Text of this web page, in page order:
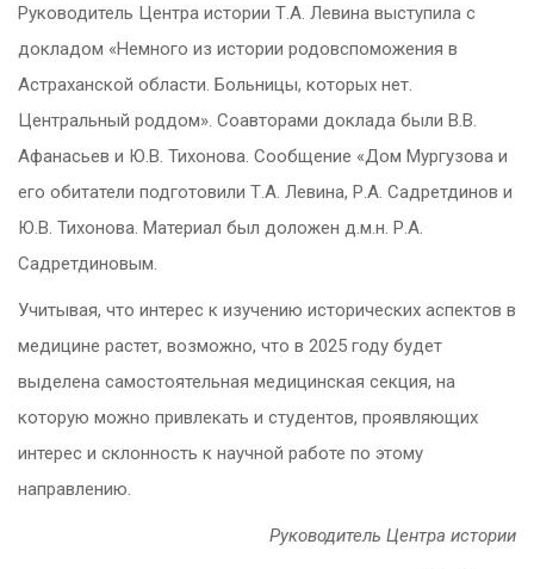
Руководитель Центра истории Т.А. Левина выступила с
докладом «Немного из истории родовспоможения в
Астраханской области. Больницы, которых нет.
Центральный роддом». Соавторами доклада были В.В.
Афанасьев и Ю.В. Тихонова. Сообщение «Дом Мургузова и
его обитатели подготовили Т.А. Левина, Р.А. Садретдинов и
Ю.В. Тихонова. Материал был доложен д.м.н. Р.А.
Садретдиновым.
Учитывая, что интерес к изучению исторических аспектов в
медицине растет, возможно, что в 2025 году будет
выделена самостоятельная медицинская секция, на
которую можно привлекать и студентов, проявляющих
интерес и склонность к научной работе по этому
направлению.
Руководитель Центра истории